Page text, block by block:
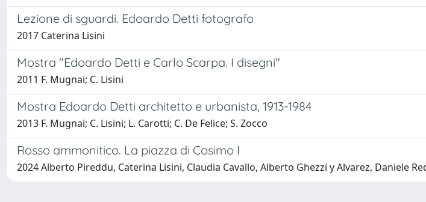
Lezione di sguardi. Edoardo Detti fotografo
2017 Caterina Lisini
Mostra "Edoardo Detti e Carlo Scarpa. I disegni"
2011 F. Mugnai; C. Lisini
Mostra Edoardo Detti architetto e urbanista, 1913-1984
2013 F. Mugnai; C. Lisini; L. Carotti; C. De Felice; S. Zocco
Rosso ammonitico. La piazza di Cosimo I
2024 Alberto Pireddu, Caterina Lisini, Claudia Cavallo, Alberto Ghezzi y Alvarez, Daniele